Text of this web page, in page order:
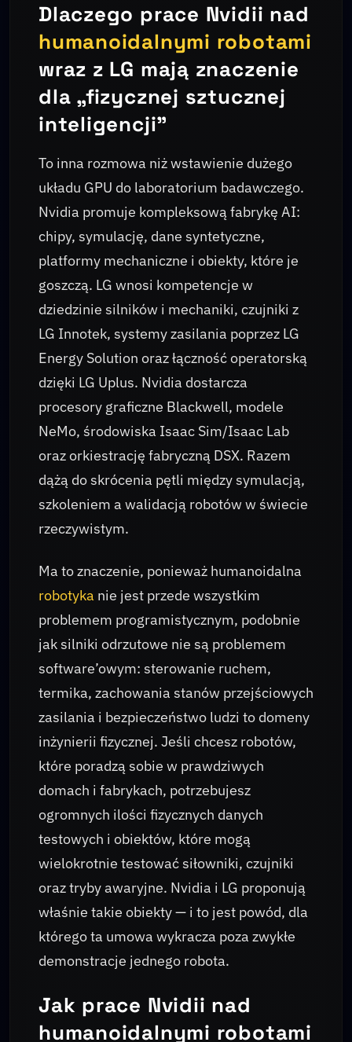
Dlaczego prace Nvidii nad
humanoidalnymi robotami
wraz z LG mają znaczenie
dla „fizycznej sztucznej
inteligencji”
To inna rozmowa niż wstawienie dużego
układu GPU do laboratorium badawczego.
Nvidia promuje kompleksową fabrykę AI:
chipy, symulację, dane syntetyczne,
platformy mechaniczne i obiekty, które je
goszczą. LG wnosi kompetencje w
dziedzinie silników i mechaniki, czujniki z
LG Innotek, systemy zasilania poprzez LG
Energy Solution oraz łączność operatorską
dzięki LG Uplus. Nvidia dostarcza
procesory graficzne Blackwell, modele
NeMo, środowiska Isaac Sim/Isaac Lab
oraz orkiestrację fabryczną DSX. Razem
dążą do skrócenia pętli między symulacją,
szkoleniem a walidacją robotów w świecie
rzeczywistym.
Ma to znaczenie, ponieważ humanoidalna
robotyka nie jest przede wszystkim
problemem programistycznym, podobnie
jak silniki odrzutowe nie są problemem
software’owym: sterowanie ruchem,
termika, zachowania stanów przejściowych
zasilania i bezpieczeństwo ludzi to domeny
inżynierii fizycznej. Jeśli chcesz robotów,
które poradzą sobie w prawdziwych
domach i fabrykach, potrzebujesz
ogromnych ilości fizycznych danych
testowych i obiektów, które mogą
wielokrotnie testować siłowniki, czujniki
oraz tryby awaryjne. Nvidia i LG proponują
właśnie takie obiekty — i to jest powód, dla
którego ta umowa wykracza poza zwykłe
demonstracje jednego robota.
Jak prace Nvidii nad
humanoidalnymi robotami